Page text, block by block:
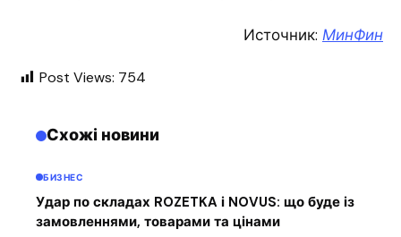
Источник: МинФин
Post Views: 754
Схожі новини
БИЗНЕС
Удар по складах ROZETKA і NOVUS: що буде із
замовленнями, товарами та цінами